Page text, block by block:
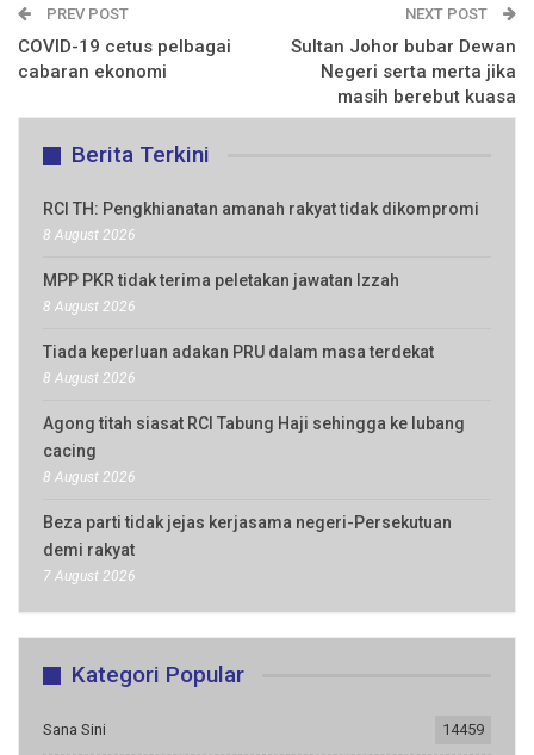
PREV POST
COVID-19 cetus pelbagai
cabaran ekonomi
NEXT POST
Sultan Johor bubar Dewan
Negeri serta merta jika
masih berebut kuasa
Berita Terkini
RCI TH: Pengkhianatan amanah rakyat tidak dikompromi
8 August 2026
MPP PKR tidak terima peletakan jawatan Izzah
8 August 2026
Tiada keperluan adakan PRU dalam masa terdekat
8 August 2026
Agong titah siasat RCI Tabung Haji sehingga ke lubang
cacing
8 August 2026
Beza parti tidak jejas kerjasama negeri-Persekutuan
demi rakyat
7 August 2026
Kategori Popular
Sana Sini 14459